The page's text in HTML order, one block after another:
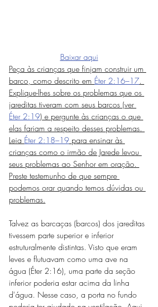
Baixar aqui
Peça às crianças que finjam construir um
barco, como descrito em Éter 2:16–17.
Explique-lhes sobre os problemas que os
jareditas tiveram com seus barcos (ver
Éter 2:19) e pergunte às crianças o que
elas fariam a respeito desses problemas.
Leia Éter 2:18–19 para ensinar às
crianças como o irmão de Jarede levou
seus problemas ao Senhor em oração.
Preste testemunho de que sempre
podemos orar quando temos dúvidas ou
problemas.
Talvez as barcaças (barcos) dos jareditas
tivessem parte superior e inferior
estruturalmente distintas. Visto que eram
leves e flutuavam como uma ave na
água (Éter 2:16), uma parte da seção
inferior poderia estar acima da linha
d'água. Nesse caso, a porta no fundo